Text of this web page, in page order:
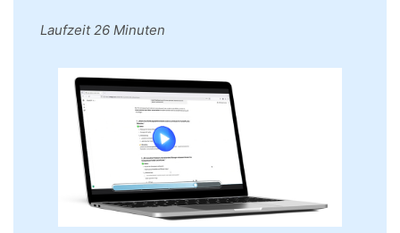
Laufzeit 26 Minuten